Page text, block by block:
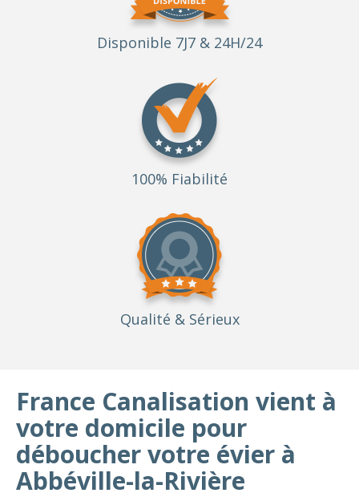
Disponible 7J7 & 24H/24
100% Fiabilité
Qualité & Sérieux
France Canalisation vient à
votre domicile pour
déboucher votre évier à
Abbéville-la-Rivière